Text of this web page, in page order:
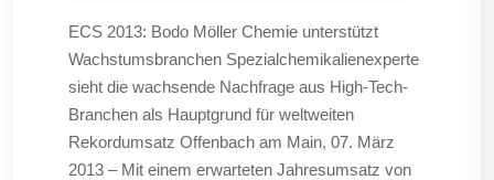
ECS 2013: Bodo Möller Chemie unterstützt
Wachstumsbranchen Spezialchemikalienexperte
sieht die wachsende Nachfrage aus High-Tech-
Branchen als Hauptgrund für weltweiten
Rekordumsatz Offenbach am Main, 07. März
2013 – Mit einem erwarteten Jahresumsatz von